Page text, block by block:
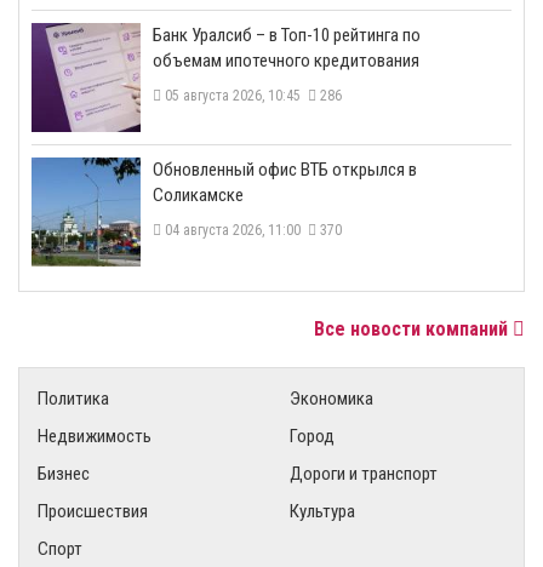
​Банк Уралсиб – в Топ-10 рейтинга по
объемам ипотечного кредитования
05 августа 2026, 10:45 286
​Обновленный офис ВТБ открылся в
Соликамске
04 августа 2026, 11:00 370
Все новости компаний
Политика
Экономика
Недвижимость
Город
Бизнес
Дороги и транспорт
Происшествия
Культура
Спорт